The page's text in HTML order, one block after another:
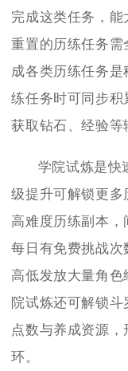
完成这类任务，能
重置的历练任务
成各类历练任务是
练任务时可同步
获取钻石、经验等
学院试炼是快
级提升可解锁更多
高难度历练副本
每日有免费挑战
高低发放大量角色
院试炼还可解锁
点数与养成资源
环。